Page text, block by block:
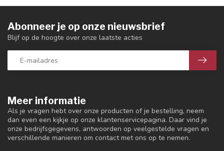
Meer informatie
Als je vragen hebt over onze producten of je bestelling, neem
dan even een kijkje op onze klantenservicepagina. Daar vind je
onze bedrijfsgegevens, antwoorden op veelgestelde vragen en
verschillende manieren om contact met ons op te nemen.
Abonneer je op onze nieuwsbrief
Blijf op de hoogte over onze laatste acties